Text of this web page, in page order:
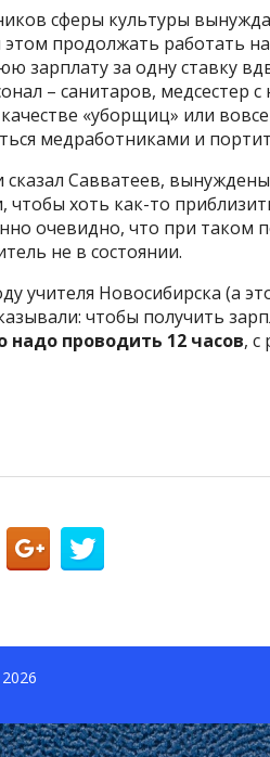
сферы культуры
продолжать работать
зарплату за одну ставку
– санитаров, медсестер
«уборщиц» или
медработниками и
сказал Савватеев,
чтобы хоть как-то
очевидно, что при таком
не в состоянии.
учителя Новосибирска (а
чтобы получить
надо проводить 12 часов, с